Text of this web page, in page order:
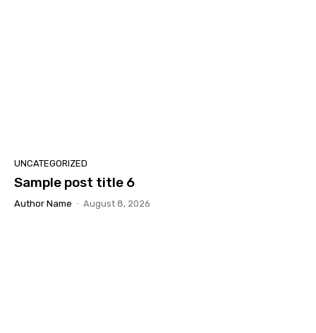
UNCATEGORIZED
Sample post title 6
Author Name - August 8, 2026